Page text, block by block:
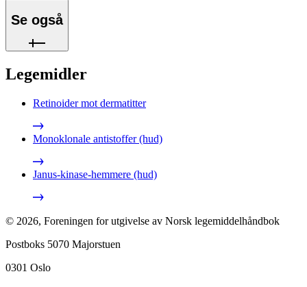
Se også
Legemidler
Retinoider mot dermatitter
Monoklonale antistoffer (hud)
Janus-kinase-hemmere (hud)
© 2026, Foreningen for utgivelse av Norsk legemiddelhåndbok
Postboks 5070 Majorstuen
0301 Oslo